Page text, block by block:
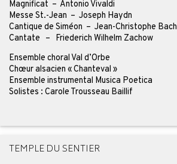
Magnificat – Antonio Vivaldi
Messe St.-Jean – Joseph Haydn
Cantique de Siméon – Jean-Christophe Bach
Cantate – Friederich Wilhelm Zachow
Ensemble choral Val d’Orbe
Chœur alsacien « Chanteval »
Ensemble instrumental Musica Poetica
Solistes : Carole Trousseau Baillif
TEMPLE DU SENTIER